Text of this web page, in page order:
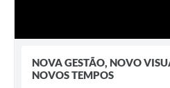
NOVA GESTÃO, NOVO
NOVOS TEMPOS